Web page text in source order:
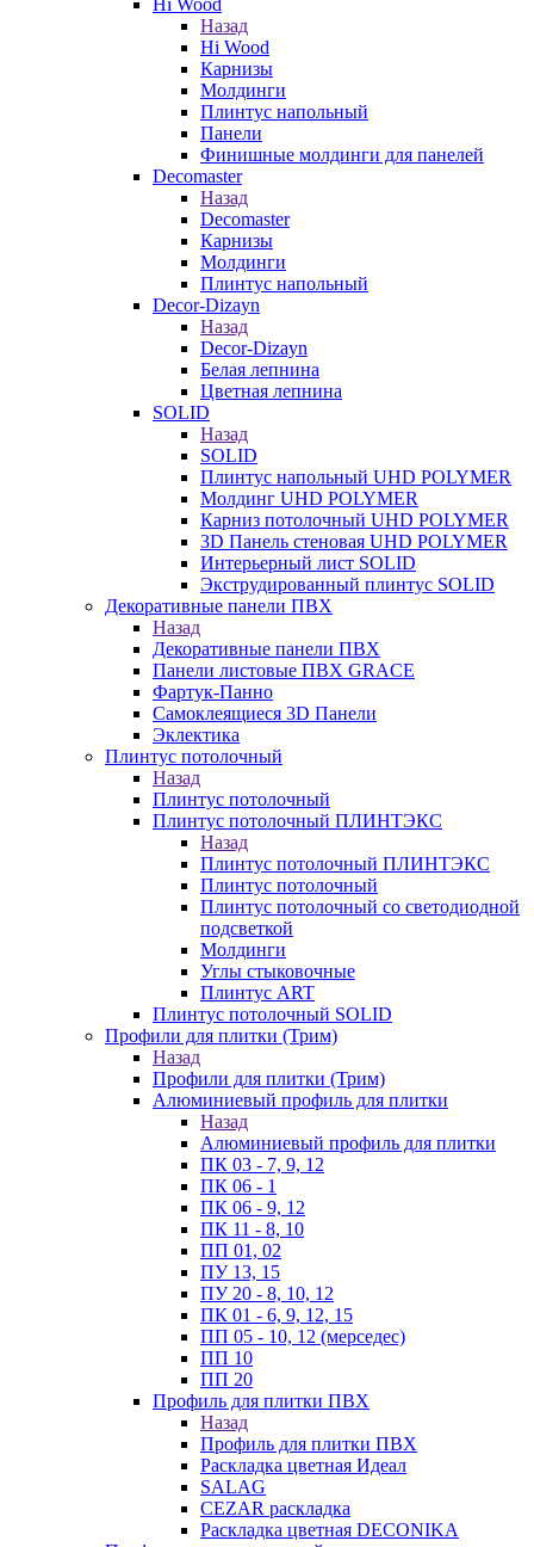
Hi Wood
Назад
Hi Wood
Карнизы
Молдинги
Плинтус напольный
Панели
Финишные молдинги для панелей
Decomaster
Назад
Decomaster
Карнизы
Молдинги
Плинтус напольный
Decor-Dizayn
Назад
Decor-Dizayn
Белая лепнина
Цветная лепнина
SOLID
Назад
SOLID
Плинтус напольный UHD POLYMER
Молдинг UHD POLYMER
Карниз потолочный UHD POLYMER
3D Панель стеновая UHD POLYMER
Интерьерный лист SOLID
Экструдированный плинтус SOLID
Декоративные панели ПВХ
Назад
Декоративные панели ПВХ
Панели листовые ПВХ GRACE
Фартук-Панно
Самоклеящиеся 3D Панели
Эклектика
Плинтус потолочный
Назад
Плинтус потолочный
Плинтус потолочный ПЛИНТЭКС
Назад
Плинтус потолочный ПЛИНТЭКС
Плинтус потолочный
Плинтус потолочный со светодиодной
подсветкой
Молдинги
Углы стыковочные
Плинтус ART
Плинтус потолочный SOLID
Профили для плитки (Трим)
Назад
Профили для плитки (Трим)
Алюминиевый профиль для плитки
Назад
Алюминиевый профиль для плитки
ПК 03 - 7, 9, 12
ПК 06 - 1
ПК 06 - 9, 12
ПК 11 - 8, 10
ПП 01, 02
ПУ 13, 15
ПУ 20 - 8, 10, 12
ПК 01 - 6, 9, 12, 15
ПП 05 - 10, 12 (мерседес)
ПП 10
ПП 20
Профиль для плитки ПВХ
Назад
Профиль для плитки ПВХ
Раскладка цветная Идеал
SALAG
CEZAR раскладка
Раскладка цветная DECONIKA